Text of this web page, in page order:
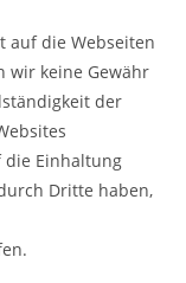
auf die Webseiten
wir keine Gewähr
der
die Einhaltung
Dritte haben,